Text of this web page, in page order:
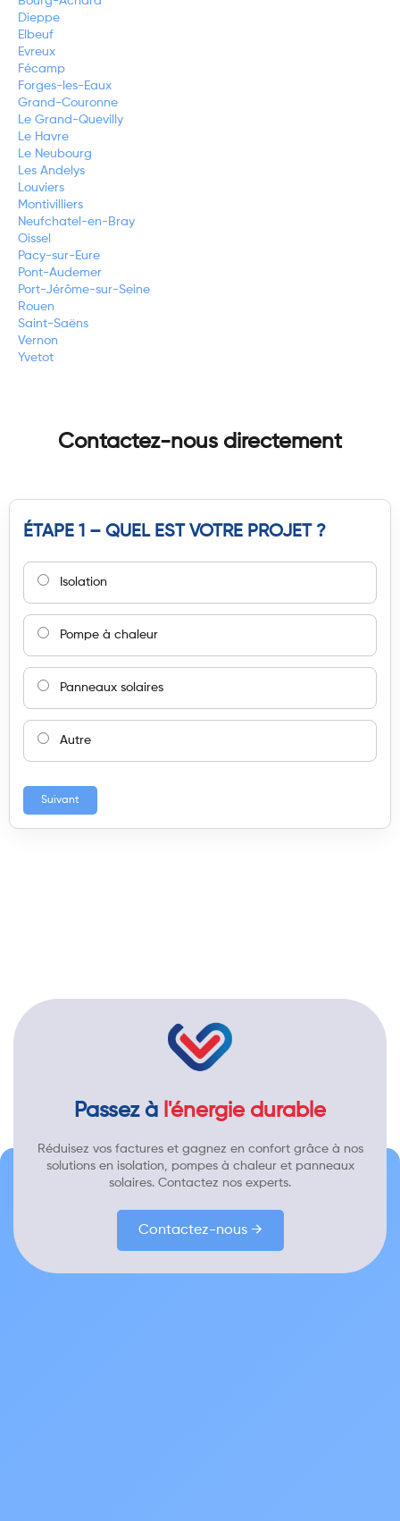
Dieppe
Elbeuf
Evreux
Fécamp
Forges-les-Eaux
Grand-Couronne
Le Grand-Quevilly
Le Havre
Le Neubourg
Les Andelys
Louviers
Montivilliers
Neufchatel-en-Bray
Oissel
Pacy-sur-Eure
Pont-Audemer
Port-Jérôme-sur-Seine
Rouen
Saint-Saëns
Vernon
Yvetot
Contactez-nous directement
ÉTAPE 1 – QUEL EST VOTRE PROJET ?
Isolation
Pompe à chaleur
Panneaux solaires
Autre
Suivant
Passez à l'énergie durable
Réduisez vos factures et gagnez en confort grâce à nos
solutions en isolation, pompes à chaleur et panneaux
solaires. Contactez nos experts.
Contactez-nous →